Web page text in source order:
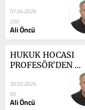
07.04.2026
250
Ali Öncü
HUKUK HOCASI
PROFESÖR’DEN
İDDİALI YORUM;
ARKADAŞIN İŞİ
30.03.2026
60
Ali Öncü